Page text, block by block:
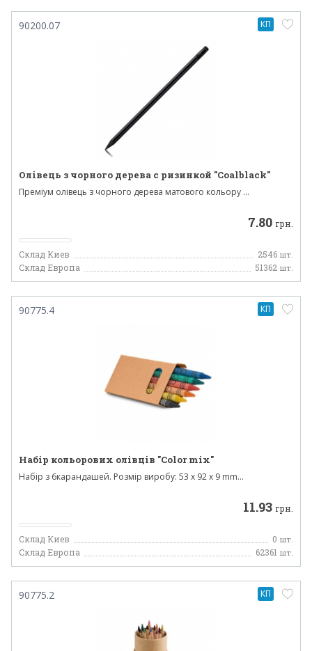
90200.07
Олівець з чорного дерева с ризинкой "Coalblack"
Преміум олівець з чорного дерева матового кольору ...
7.80 грн.
Склад Киев 2546 шт.
Склад Европа 51362 шт.
КП
90775.4
Набір кольорових олівців "Color mix"
Набір з 6карандашей. Розмір виробу: 53 x 92 x 9 mm...
11.93 грн.
Склад Киев 0 шт.
Склад Европа 62361 шт.
КП
90775.2 КП